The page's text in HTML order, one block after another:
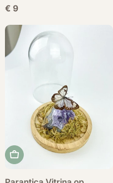
Normale
€ 9
Voeg toe aan